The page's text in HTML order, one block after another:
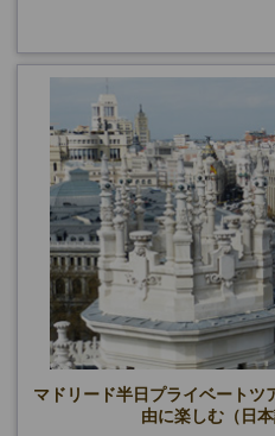
マドリード半日プライベートツ
由に楽しむ（日本